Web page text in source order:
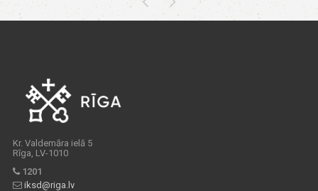
Kr. Valdemāra ielā 5
Rīga, LV-1010
1201
iksd@riga.lv